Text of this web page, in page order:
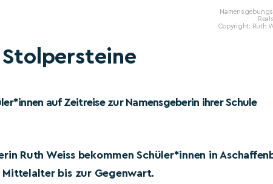
Copyright: Ruth
auf Zeitreise zur Namensgeberin ihrer Schule
Ruth Weiss bekommen Schüler*innen in
Mittelalter bis zur Gegenwart.